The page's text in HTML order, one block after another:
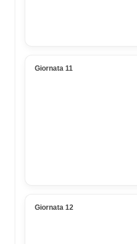
Giornata 11
Giornata 12